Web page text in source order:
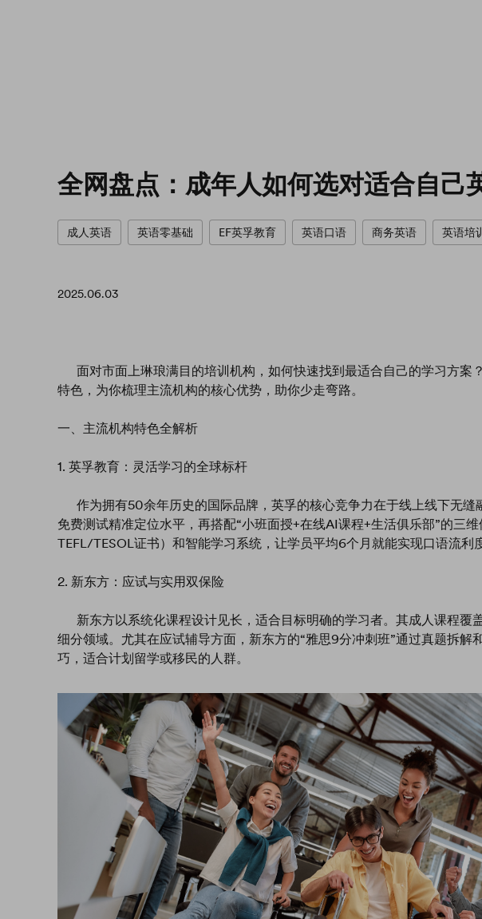
全网盘点：成年人如何选对适合自己
成人英语 英语零基础 EF英孚教育 英语口语 商务英语 英语培
2025.06.03
面对市面上琳琅满目的培训机构，如何快速找到最适合自己的学习方案
特色，为你梳理主流机构的核心优势，助你少走弯路。
一、主流机构特色全解析
1. 英孚教育：灵活学习的全球标杆
作为拥有50余年历史的国际品牌，英孚的核心竞争力在于线上线下无缝
免费测试精准定位水平，再搭配“小班面授+在线AI课程+生活俱乐部”的三
TEFL/TESOL证书）和智能学习系统，让学员平均6个月就能实现口语流利
2. 新东方：应试与实用双保险
新东方以系统化课程设计见长，适合目标明确的学习者。其成人课程覆
细分领域。尤其在应试辅导方面，新东方的“雅思9分冲刺班”通过真题拆解
巧，适合计划留学或移民的人群。